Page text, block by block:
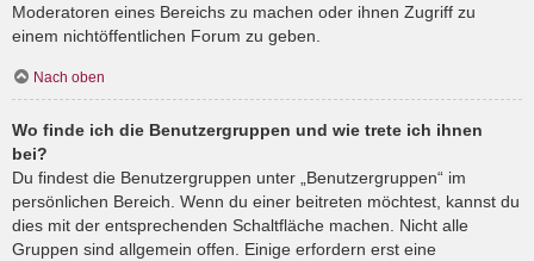
Moderatoren eines Bereichs zu machen oder ihnen Zugriff zu
einem nichtöffentlichen Forum zu geben.
Nach oben
Wo finde ich die Benutzergruppen und wie trete ich ihnen
bei?
Du findest die Benutzergruppen unter „Benutzergruppen“ im
persönlichen Bereich. Wenn du einer beitreten möchtest, kannst du
dies mit der entsprechenden Schaltfläche machen. Nicht alle
Gruppen sind allgemein offen. Einige erfordern erst eine